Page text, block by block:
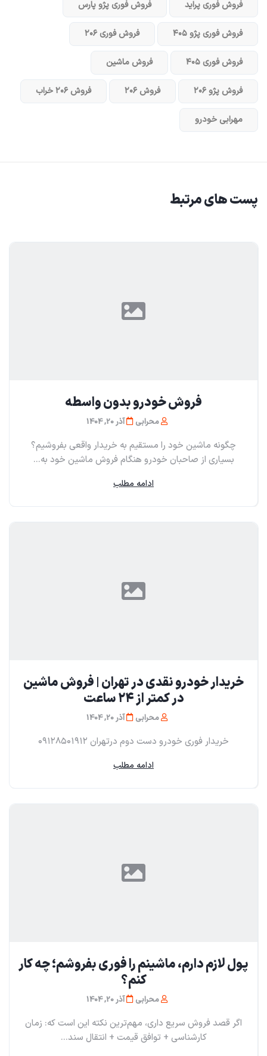
فروش فوری پراید فروش فوری پژو پارس
فروش فوری پژو ۴۰۵ فروش فوری ۲۰۶
فروش فوری ۴۰۵ فروش ماشین
فروش پژو ۲۰۶ فروش ۲۰۶ فروش ۲۰۶ خراب
مهرابی خودرو
پست های مرتبط
فروش خودرو بدون واسطه
محرابی آذر 20, 1404
چگونه ماشین خود را مستقیم به خریدار واقعی بفروشیم؟
بسیاری از صاحبان خودرو هنگام فروش ماشین خود به...
ادامه مطلب
خریدار خودرو نقدی در تهران | فروش ماشین
در کمتر از ۲۴ ساعت
محرابی آذر 20, 1404
خریدار فوری خودرو دست دوم در‌تهران ۰۹۱۲۸۵۰۱۹۱۲
ادامه مطلب
پول لازم دارم، ماشینم را فوری بفروشم؛ چه کار
کنم؟
محرابی آذر 20, 1404
اگر قصد فروش سریع داری، مهم‌ترین نکته این است که: زمان
کارشناسی + توافق قیمت + انتقال سند...